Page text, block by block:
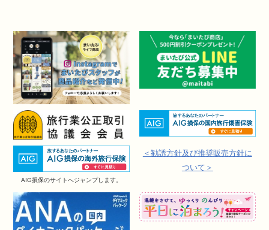
AIG損保のサイトへジャンプします。
＜勧誘方針及び推奨販売方針に
ついて＞